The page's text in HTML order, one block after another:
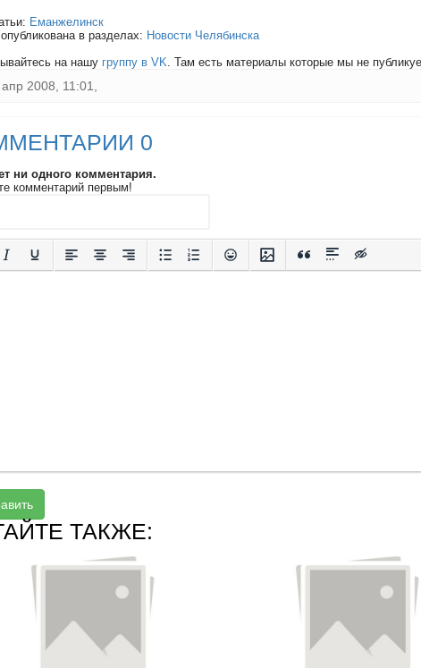
Еманжелинск
в разделах: Новости Челябинска
на нашу группу в VK . Там есть материалы которые мы не
2008, 11:01,
0
ни одного комментария.
комментарий первым!
ТАКЖЕ: